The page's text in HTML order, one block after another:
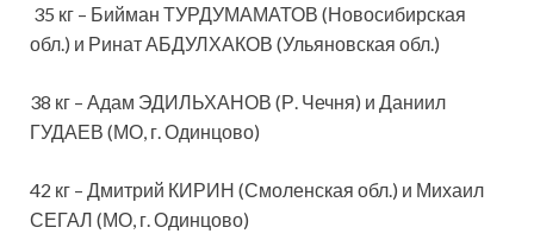
35 кг – Бийман ТУРДУМАМАТОВ (Новосибирская
обл.) и Ринат АБДУЛХАКОВ (Ульяновская обл.)
38 кг – Адам ЭДИЛЬХАНОВ (Р. Чечня) и Даниил
ГУДАЕВ (МО, г. Одинцово)
42 кг – Дмитрий КИРИН (Смоленская обл.) и Михаил
СЕГАЛ (МО, г. Одинцово)